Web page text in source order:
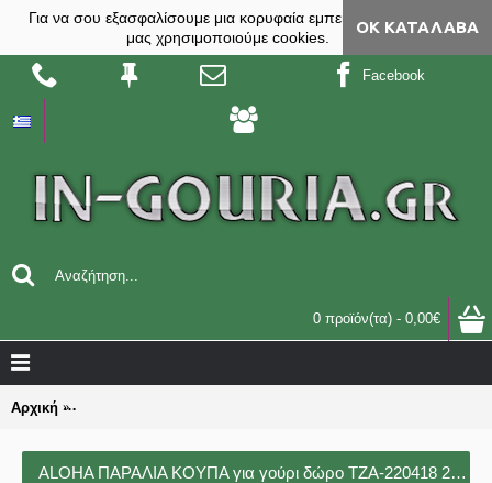
Για να σου εξασφαλίσουμε μια κορυφαία εμπειρία, στο site
μας χρησιμοποιούμε cookies.
ΟΚ ΚΑΤΆΛΑΒΑ
Facebook
0 προϊόν(τα) - 0,00€
Αρχική ALOHA ΠΑΡΑΛΙΑ ΚΟΥΠΑ για γούρι δώρο ΤΖΑ-220418 2.98€!!!
ALOHA ΠΑΡΑΛΙΑ ΚΟΥΠΑ για γούρι δώρο ΤΖΑ-220418 2.98€!!!